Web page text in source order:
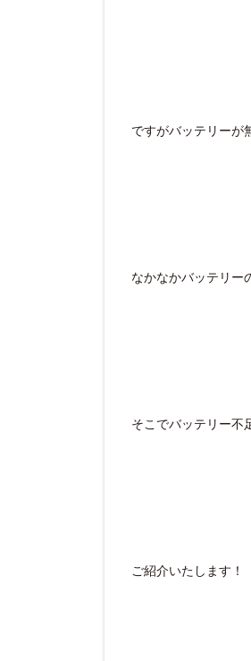
ですがバッテリーが
なかなかバッテリー
そこでバッテリー不
ご紹介いたします！